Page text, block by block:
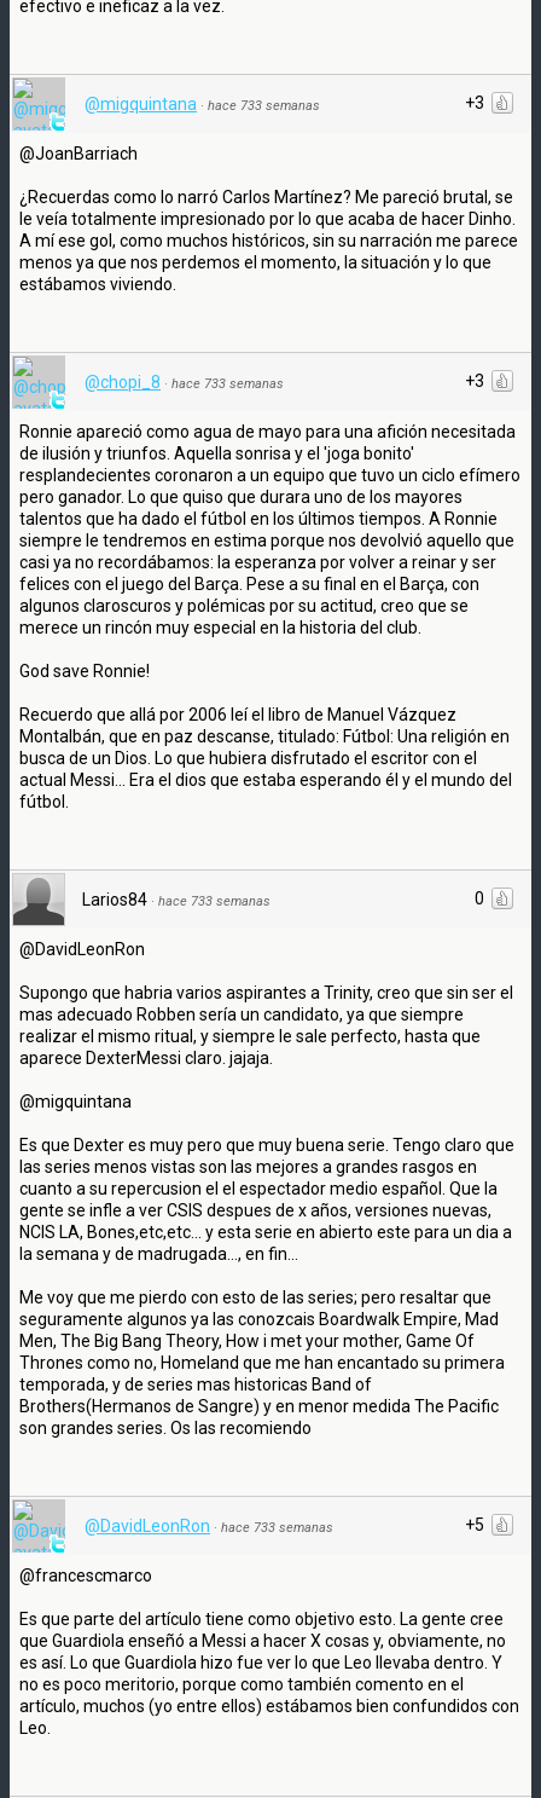
efectivo e ineficaz a la vez.
+3
@migquintana · hace 733 semanas
@JoanBarriach
¿Recuerdas como lo narró Carlos Martínez? Me pareció brutal, se
le veía totalmente impresionado por lo que acaba de hacer Dinho.
A mí ese gol, como muchos históricos, sin su narración me parece
menos ya que nos perdemos el momento, la situación y lo que
estábamos viviendo.
+3
@chopi_8 · hace 733 semanas
Ronnie apareció como agua de mayo para una afición necesitada
de ilusión y triunfos. Aquella sonrisa y el 'joga bonito'
resplandecientes coronaron a un equipo que tuvo un ciclo efímero
pero ganador. Lo que quiso que durara uno de los mayores
talentos que ha dado el fútbol en los últimos tiempos. A Ronnie
siempre le tendremos en estima porque nos devolvió aquello que
casi ya no recordábamos: la esperanza por volver a reinar y ser
felices con el juego del Barça. Pese a su final en el Barça, con
algunos claroscuros y polémicas por su actitud, creo que se
merece un rincón muy especial en la historia del club.
God save Ronnie!
Recuerdo que allá por 2006 leí el libro de Manuel Vázquez
Montalbán, que en paz descanse, titulado: Fútbol: Una religión en
busca de un Dios. Lo que hubiera disfrutado el escritor con el
actual Messi... Era el dios que estaba esperando él y el mundo del
fútbol.
0
Larios84 · hace 733 semanas
@DavidLeonRon
Supongo que habria varios aspirantes a Trinity, creo que sin ser el
mas adecuado Robben sería un candidato, ya que siempre
realizar el mismo ritual, y siempre le sale perfecto, hasta que
aparece DexterMessi claro. jajaja.
@migquintana
Es que Dexter es muy pero que muy buena serie. Tengo claro que
las series menos vistas son las mejores a grandes rasgos en
cuanto a su repercusion el el espectador medio español. Que la
gente se infle a ver CSIS despues de x años, versiones nuevas,
NCIS LA, Bones,etc,etc... y esta serie en abierto este para un dia a
la semana y de madrugada..., en fin...
Me voy que me pierdo con esto de las series; pero resaltar que
seguramente algunos ya las conozcais Boardwalk Empire, Mad
Men, The Big Bang Theory, How i met your mother, Game Of
Thrones como no, Homeland que me han encantado su primera
temporada, y de series mas historicas Band of
Brothers(Hermanos de Sangre) y en menor medida The Pacific
son grandes series. Os las recomiendo
+5
@DavidLeonRon · hace 733 semanas
@francescmarco
Es que parte del artículo tiene como objetivo esto. La gente cree
que Guardiola enseñó a Messi a hacer X cosas y, obviamente, no
es así. Lo que Guardiola hizo fue ver lo que Leo llevaba dentro. Y
no es poco meritorio, porque como también comento en el
artículo, muchos (yo entre ellos) estábamos bien confundidos con
Leo.